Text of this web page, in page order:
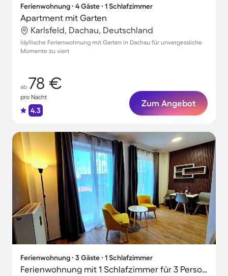
Ferienwohnung ∙ 4 Gäste ∙ 1 Schlafzimmer
Apartment mit Garten
Karlsfeld, Dachau, Deutschland
Idyllische Ferienwohnung mit Garten in Dachau für unvergessliche
Momente zu viert
ab 78 €
pro Nacht
4.3
Zum Angebot
Ferienwohnung ∙ 3 Gäste ∙ 1 Schlafzimmer
Ferienwohnung mit 1 Schlafzimmer für 3 Personen